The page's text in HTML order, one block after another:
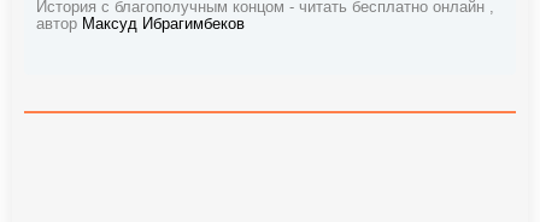
История с благополучным концом - читать бесплатно онлайн ,
автор Максуд Ибрагимбеков